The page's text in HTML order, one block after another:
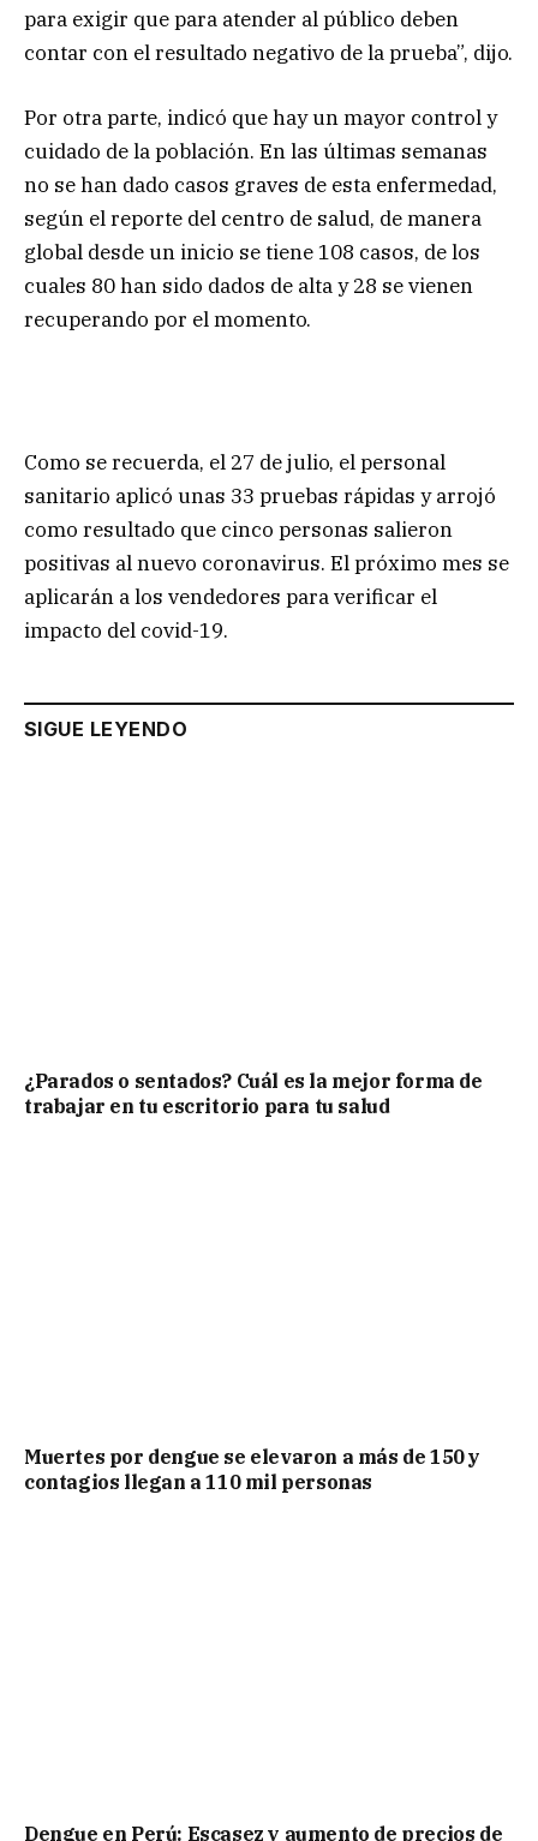
para exigir que para atender al público deben
contar con el resultado negativo de la prueba”, dijo.
Por otra parte, indicó que hay un mayor control y
cuidado de la población. En las últimas semanas
no se han dado casos graves de esta enfermedad,
según el reporte del centro de salud, de manera
global desde un inicio se tiene 108 casos, de los
cuales 80 han sido dados de alta y 28 se vienen
recuperando por el momento.
Como se recuerda, el 27 de julio, el personal
sanitario aplicó unas 33 pruebas rápidas y arrojó
como resultado que cinco personas salieron
positivas al nuevo coronavirus. El próximo mes se
aplicarán a los vendedores para verificar el
impacto del covid-19.
SIGUE LEYENDO
¿Parados o sentados? Cuál es la mejor forma de
trabajar en tu escritorio para tu salud
Muertes por dengue se elevaron a más de 150 y
contagios llegan a 110 mil personas
Dengue en Perú: Escasez y aumento de precios de